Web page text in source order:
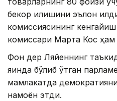
бекор қилишини эълон
комиссиясининг
комиссари Марта Кос
Фон дер Ляйеннинг
яқинда бўлиб ўтган
мамлакатда
намоён этди.